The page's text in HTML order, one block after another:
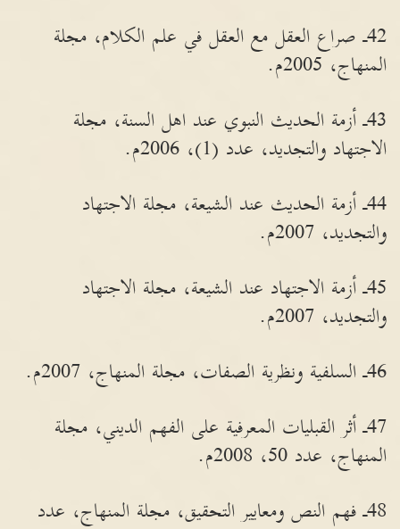
42ـ صراع العقل مع العقل في علم الكلام، مجلة
المنهاج، 2005م.
43ـ أزمة الحديث النبوي عند اهل السنة، مجلة
الاجتهاد والتجديد، عدد (1)، 2006م.
44ـ أزمة الحديث عند الشيعة، مجلة الاجتهاد
والتجديد، 2007م.
45ـ أزمة الاجتهاد عند الشيعة، مجلة الاجتهاد
والتجديد، 2007م.
46ـ السلفية ونظرية الصفات، مجلة المنهاج، 2007م.
47ـ أثر القبليات المعرفية على الفهم الديني، مجلة
المنهاج، عدد 50، 2008م.
48ـ فهم النص ومعايير التحقيق، مجلة المنهاج، عدد